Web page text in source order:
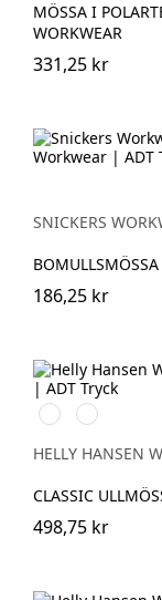
MÖSSA I
WORKWEAR
331,25 kr
SNICKERS
186,25 kr
590
NAVY
970
DARK
GREY
HELLY HANSEN
CLASSIC
498,75 kr